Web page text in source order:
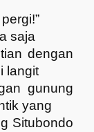
saja
dengan
langit
gunung
yang
Situbondo